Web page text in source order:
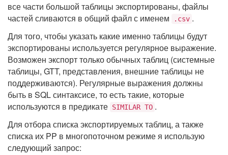
все части большой таблицы экспортированы, файлы
частей сливаются в общий файл с именем
.csv .
Для того, чтобы указать какие именно таблицы будут
экспортированы используется регулярное выражение.
Возможен экспорт только обычных таблиц (системные
таблицы, GTT, представления, внешние таблицы не
поддерживаются). Регулярные выражения должны
быть в SQL синтаксисе, то есть такие, которые
используются в предикате SIMILAR TO .
Для отбора списка экспортируемых таблиц, а также
списка их PP в многопоточном режиме я использую
следующий запрос: